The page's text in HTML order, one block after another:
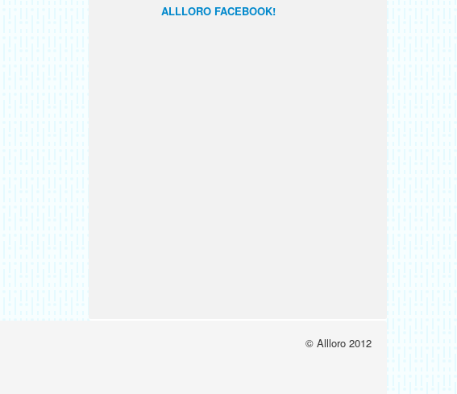
ALLLORO FACEBOOK!
© Allloro 2012